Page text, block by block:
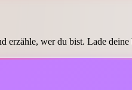
erzähle, wer du bist. Lade